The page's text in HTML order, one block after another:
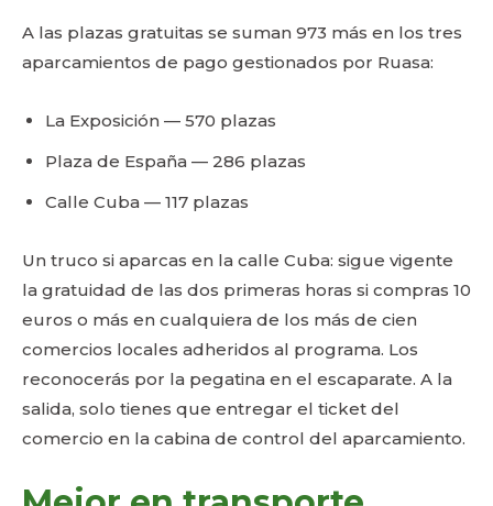
A las plazas gratuitas se suman 973 más en los tres
aparcamientos de pago gestionados por Ruasa:
La Exposición — 570 plazas
Plaza de España — 286 plazas
Calle Cuba — 117 plazas
Un truco si aparcas en la calle Cuba: sigue vigente
la gratuidad de las dos primeras horas si compras 10
euros o más en cualquiera de los más de cien
comercios locales adheridos al programa. Los
reconocerás por la pegatina en el escaparate. A la
salida, solo tienes que entregar el ticket del
comercio en la cabina de control del aparcamiento.